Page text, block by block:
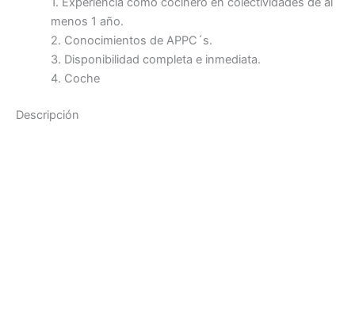
menos 1 año.
2. Conocimientos de APPC´s.
3. Disponibilidad completa e inmediata.
4. Coche
Descripción